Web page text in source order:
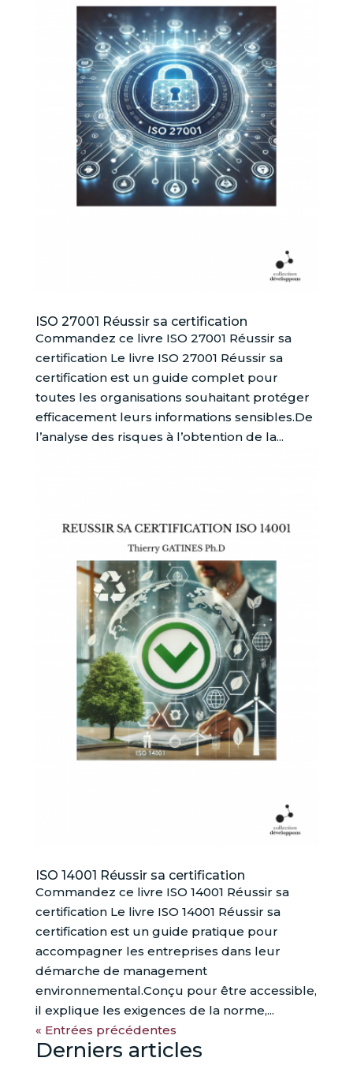
ISO 27001 Réussir sa certification
Commandez ce livre ISO 27001 Réussir sa
certification Le livre ISO 27001 Réussir sa
certification est un guide complet pour
toutes les organisations souhaitant protéger
efficacement leurs informations sensibles.De
l’analyse des risques à l’obtention de la...
ISO 14001 Réussir sa certification
Commandez ce livre ISO 14001 Réussir sa
certification Le livre ISO 14001 Réussir sa
certification est un guide pratique pour
accompagner les entreprises dans leur
démarche de management
environnemental.Conçu pour être accessible,
il explique les exigences de la norme,...
« Entrées précédentes
Derniers articles